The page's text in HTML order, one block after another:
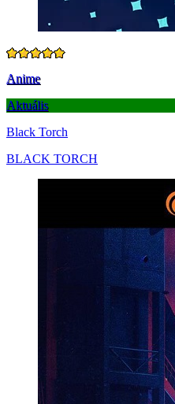
Anime
Aktuális
Black Torch
BLACK TORCH